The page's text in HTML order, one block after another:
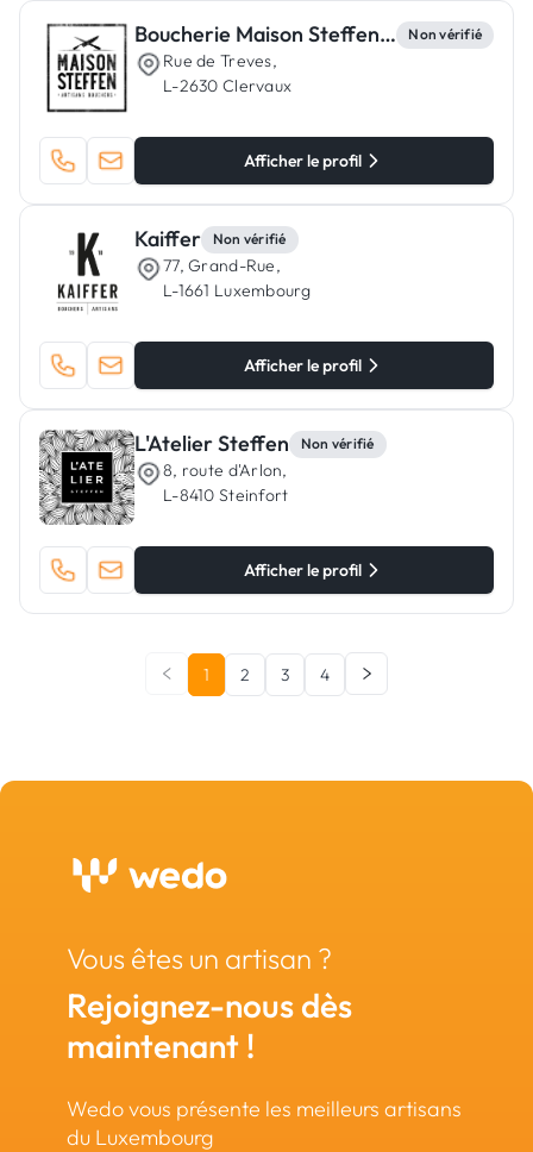
Boucherie Maison Steffen Cents Non vérifié
Rue de Treves,
L-2630 Clervaux
Afficher le profil
Kaiffer Non vérifié
77, Grand-Rue,
L-1661 Luxembourg
Afficher le profil
L'Atelier Steffen Non vérifié
8, route d'Arlon,
L-8410 Steinfort
Afficher le profil
1 2 3 4
Vous êtes un artisan ?
Rejoignez-nous dès
maintenant !
Wedo vous présente les meilleurs artisans
du Luxembourg